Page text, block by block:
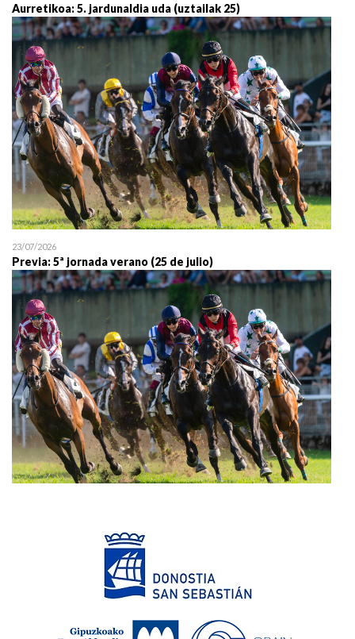
Aurretikoa: 5. jardunaldia uda (uztailak 25)
23/07/2026
Previa: 5ª jornada verano (25 de julio)